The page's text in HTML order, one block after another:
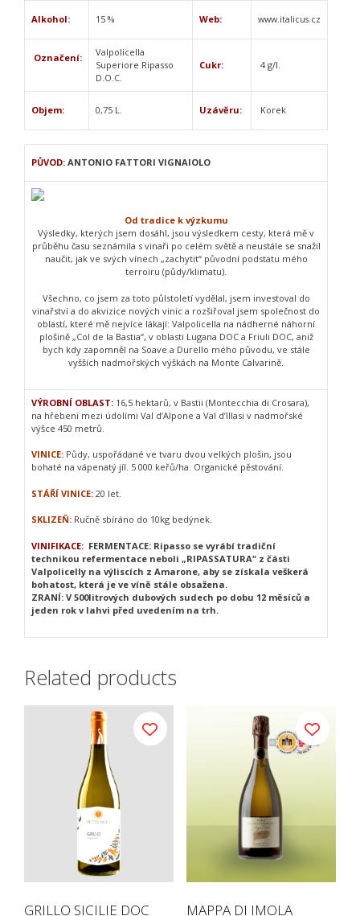
Alkohol: 15 % Web: www.italicus.cz
Označení:
Valpolicella
Superiore Ripasso
D.O.C.
Cukr: 4 g/l.
Objem: 0,75 L. Uzávěru: Korek
PŮVOD: ANTONIO FATTORI VIGNAIOLO
Od tradice k výzkumu
Výsledky, kterých jsem dosáhl, jsou výsledkem cesty, která mě v
průběhu času seznámila s vinaři po celém světě a neustále se snažil
naučit, jak ve svých vínech „zachytit“ původní podstatu mého
terroiru (půdy/klimatu).
Všechno, co jsem za toto půlstoletí vydělal, jsem investoval do
vinařství a do akvizice nových vinic a rozšiřoval jsem společnost do
oblastí, které mě nejvíce lákají: Valpolicella na nádherné náhorní
plošině „Col de la Bastia“, v oblasti Lugana DOC a Friuli DOC, aniž
bych kdy zapomněl na Soave a Durello mého původu, ve stále
vyšších nadmořských výškách na Monte Calvarině.
VÝROBNÍ OBLAST: 16,5 hektarů, v Bastii (Montecchia di Crosara),
na hřebeni mezi údolími Val d’Alpone a Val d’Illasi v nadmořské
výšce 450 metrů.
VINICE: Půdy, uspořádané ve tvaru dvou velkých plošin, jsou
bohaté na vápenatý jíl. 5 000 keřů/ha. Organické pěstování.
STÁŘÍ VINICE: 20 let.
SKLIZEŇ: Ručně sbíráno do 10kg bedýnek.
VINIFIKACE: FERMENTACE: Ripasso se vyrábí tradiční
technikou refermentace neboli „RIPASSATURA“ z části
Valpolicelly na výliscích z Amarone, aby se získala veškerá
bohatost, která je ve víně stále obsažena.
ZRANÍ: V 500litrových dubových sudech po dobu 12 měsíců a
jeden rok v lahvi před uvedením na trh.
Related products
GRILLO SICILIE DOC
MAPPA DI IMOLA